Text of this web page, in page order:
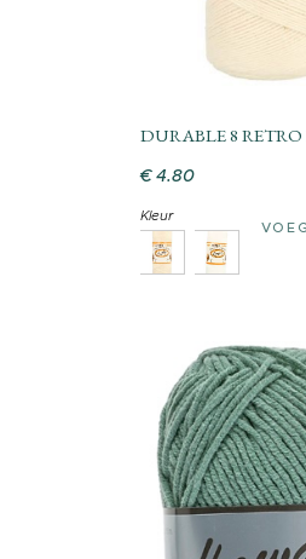
DURABLE 8
€ 4.80
Kleur